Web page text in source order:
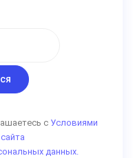
с Условиями
данных.